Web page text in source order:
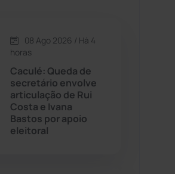
(1504)
08 Ago 2026 / Há 4
horas
Caculé: Queda de
secretário envolve
articulação de Rui
Costa e Ivana
Bastos por apoio
eleitoral